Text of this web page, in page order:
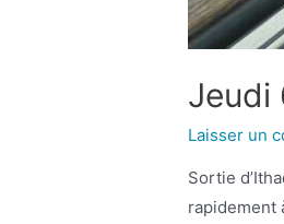
Jeudi
Laisser un
Sortie
rapidement